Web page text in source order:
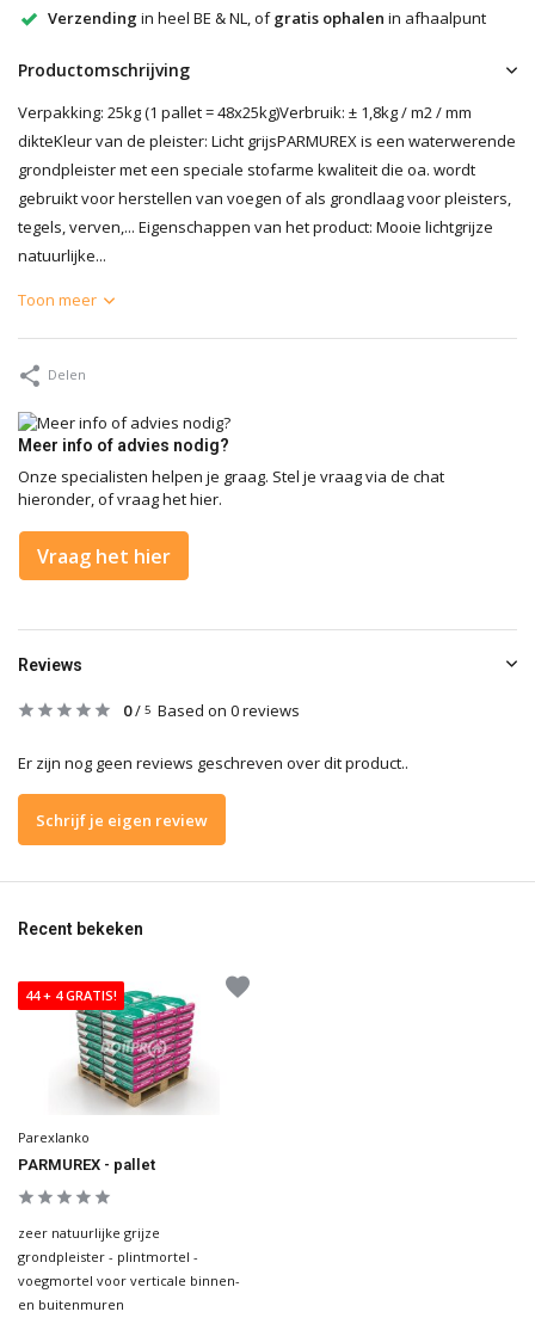
Verzending in heel BE & NL, ofgratis ophalen in afhaalpunt
Productomschrijving
Verpakking: 25kg (1 pallet = 48x25kg)Verbruik: ± 1,8kg / m2 / mm
dikteKleur van de pleister: Licht grijsPARMUREX is een waterwerende
grondpleister met een speciale stofarme kwaliteit die oa. wordt
gebruikt voor herstellen van voegen of als grondlaag voor pleisters,
tegels, verven,... Eigenschappen van het product: Mooie lichtgrijze
natuurlijke...
Toon meer
Delen
Meer info of advies nodig?
Onze specialisten helpen je graag. Stel je vraag via de chat
hieronder, of vraag het hier.
Vraag het hier
Reviews
0/ 5 Based on 0 reviews
Er zijn nog geen reviews geschreven over dit product..
Schrijf je eigen review
Recent bekeken
44 + 4 GRATIS!
Parexlanko
PARMUREX - pallet
zeer natuurlijke grijze
grondpleister - plintmortel -
voegmortel voor verticale binnen-
en buitenmuren